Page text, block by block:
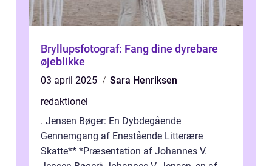
Bryllupsfotograf: Fang dine dyrebare
øjeblikke
03 april 2025
Sara Henriksen
redaktionel
. Jensen Bøger: En Dybdegående
Gennemgang af Enestående Litterære
Skatte** *Præsentation af Johannes V.